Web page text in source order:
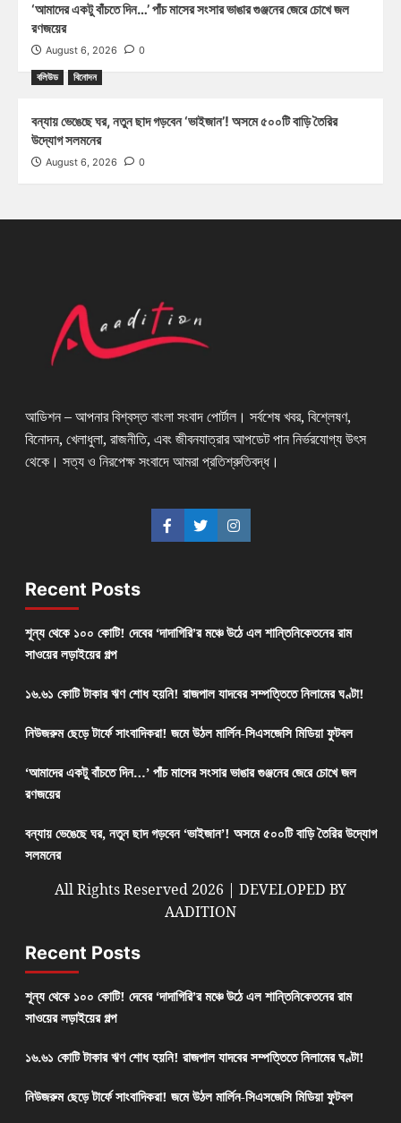
‘আমাদের একটু বাঁচতে দিন…’ পাঁচ মাসের সংসার ভাঙার গুঞ্জনের জেরে চোখে জল
রণজয়ের
August 6, 2026 0
বলিউড বিনোদন
বন্যায় ভেঙেছে ঘর, নতুন ছাদ গড়বেন ‘ভাইজান’! অসমে ৫০০টি বাড়ি তৈরির
উদ্যোগ সলমনের
August 6, 2026 0
আডিশন – আপনার বিশ্বস্ত বাংলা সংবাদ পোর্টাল। সর্বশেষ খবর, বিশ্লেষণ,
বিনোদন, খেলাধুলা, রাজনীতি, এবং জীবনযাত্রার আপডেট পান নির্ভরযোগ্য উৎস
থেকে। সত্য ও নিরপেক্ষ সংবাদে আমরা প্রতিশ্রুতিবদ্ধ।
Recent Posts
শূন্য থেকে ১০০ কোটি! দেবের ‘দাদাগিরি’র মঞ্চে উঠে এল শান্তিনিকেতনের রাম
সাওয়ের লড়াইয়ের গল্প
১৬.৬১ কোটি টাকার ঋণ শোধ হয়নি! রাজপাল যাদবের সম্পত্তিতে নিলামের ঘণ্টা!
নিউজরুম ছেড়ে টার্ফে সাংবাদিকরা! জমে উঠল মার্লিন-সিএসজেসি মিডিয়া ফুটবল
‘আমাদের একটু বাঁচতে দিন…’ পাঁচ মাসের সংসার ভাঙার গুঞ্জনের জেরে চোখে জল
রণজয়ের
বন্যায় ভেঙেছে ঘর, নতুন ছাদ গড়বেন ‘ভাইজান’! অসমে ৫০০টি বাড়ি তৈরির উদ্যোগ
সলমনের
All Rights Reserved 2026 | DEVELOPED BY
AADITION
Recent Posts
শূন্য থেকে ১০০ কোটি! দেবের ‘দাদাগিরি’র মঞ্চে উঠে এল শান্তিনিকেতনের রাম
সাওয়ের লড়াইয়ের গল্প
১৬.৬১ কোটি টাকার ঋণ শোধ হয়নি! রাজপাল যাদবের সম্পত্তিতে নিলামের ঘণ্টা!
নিউজরুম ছেড়ে টার্ফে সাংবাদিকরা! জমে উঠল মার্লিন-সিএসজেসি মিডিয়া ফুটবল